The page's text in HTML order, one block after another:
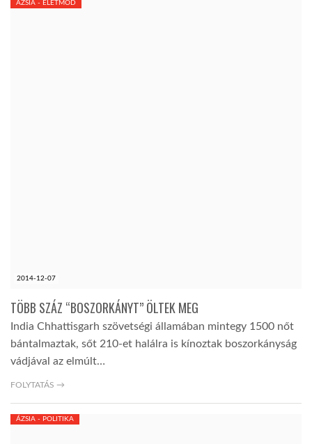
2014-12-07
ÁZSIA - ÉLETMÓD
TÖBB SZÁZ “BOSZORKÁNYT” ÖLTEK MEG
India Chhattisgarh szövetségi államában mintegy 1500 nőt
bántalmaztak, sőt 210-et halálra is kínoztak boszorkányság
vádjával az elmúlt…
FOLYTATÁS →
ÁZSIA - POLITIKA